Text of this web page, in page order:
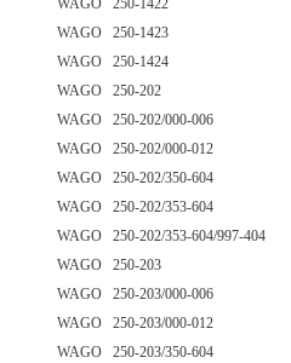
WAGO 250-1422
WAGO 250-1423
WAGO 250-1424
WAGO 250-202
WAGO 250-202/000-006
WAGO 250-202/000-012
WAGO 250-202/350-604
WAGO 250-202/353-604
WAGO 250-202/353-604/997-404
WAGO 250-203
WAGO 250-203/000-006
WAGO 250-203/000-012
WAGO 250-203/350-604